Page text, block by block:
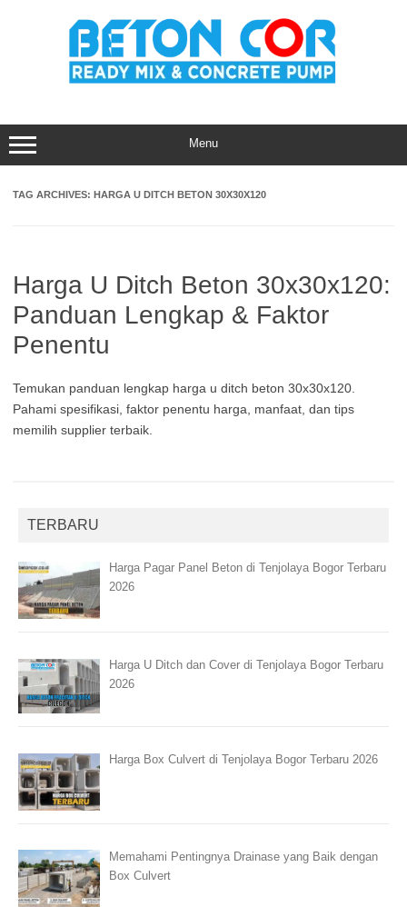
Menu
TAG ARCHIVES: HARGA U DITCH BETON 30X30X120
Harga U Ditch Beton 30x30x120:
Panduan Lengkap & Faktor
Penentu
Temukan panduan lengkap harga u ditch beton 30x30x120.
Pahami spesifikasi, faktor penentu harga, manfaat, dan tips
memilih supplier terbaik.
TERBARU
Harga Pagar Panel Beton di Tenjolaya Bogor Terbaru
2026
Harga U Ditch dan Cover di Tenjolaya Bogor Terbaru
2026
Harga Box Culvert di Tenjolaya Bogor Terbaru 2026
Memahami Pentingnya Drainase yang Baik dengan
Box Culvert